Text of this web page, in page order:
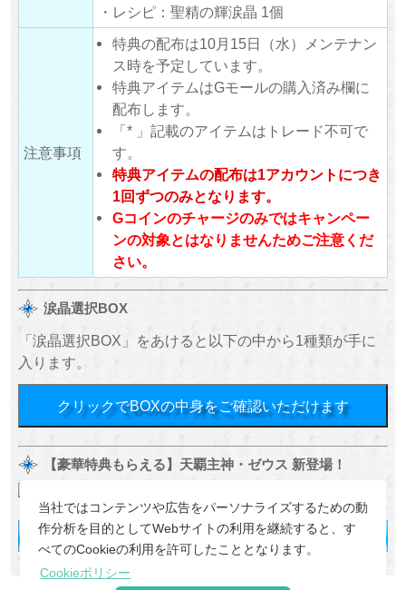
当社ではコンテンツや広告をパーソナライズするための動
作分析を目的としてWebサイトの利用を継続すると、す
べてのCookieの利用を許可したこととなります。
Cookieポリシー
・レシピ：聖精の輝涙晶 1個
注意事項
特典の配布は10月15日（水）メンテナン
ス時を予定しています。
特典アイテムはGモールの購入済み欄に
配布します。
「* 」記載のアイテムはトレード不可で
す。
特典アイテムの配布は1アカウントにつき
1回ずつのみとなります。
Gコインのチャージのみではキャンペー
ンの対象とはなりませんためご注意くだ
さい。
涙晶選択BOX
「涙晶選択BOX」をあけると以下の中から1種類が手に
入ります。
クリックでBOXの中身をご確認いただけます
【豪華特典もらえる】天覇主神・ゼウス 新登場！